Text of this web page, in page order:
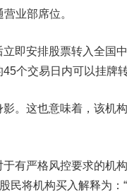
业部席位。
即安排股票转入全国
个交易日内可以挂牌转
。这也意味着，该机
严格风控要求的机构
将机构买入解释为：“